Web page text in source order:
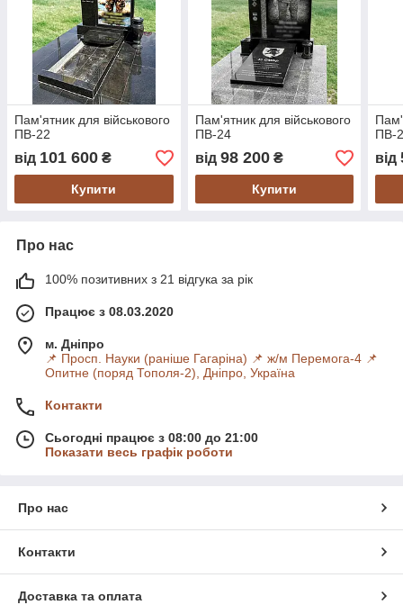
Пам'ятник для військового
ПВ-22
від 101 600 ₴
Купити
Пам'ятник для військового
ПВ-24
від 98 200₴
Купити
ПВ-
від
Про нас
100% позитивних з 21 відгука за рік
Працює з 08.03.2020
м. Дніпро
📌 Просп. Науки (раніше Гагаріна) 📌 ж/м Перемога-4 📌
Опитне (поряд Тополя-2), Дніпро, Україна
Контакти
Сьогодні працює з 08:00 до 21:00
Показати весь графік роботи
Про нас
Контакти
Доставка та оплата